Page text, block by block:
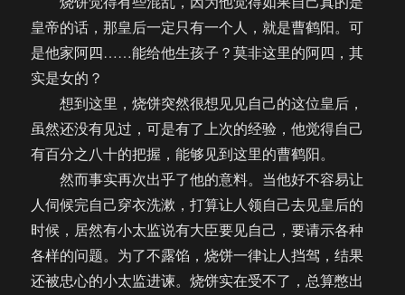
皇帝的话，那皇后一定只有一个人，就是曹鹤阳。可
是他家阿四……能给他生孩子？莫非这里的阿四，其
实是女的？
想到这里，烧饼突然很想见见自己的这位皇后，
虽然还没有见过，可是有了上次的经验，他觉得自己
有百分之八十的把握，能够见到这里的曹鹤阳。
然而事实再次出乎了他的意料。当他好不容易让
人伺候完自己穿衣洗漱，打算让人领自己去见皇后的
时候，居然有小太监说有大臣要见自己，要请示各种
各样的问题。为了不露馅，烧饼一律让人挡驾，结果
还被忠心的小太监进谏。烧饼实在受不了，总算憋出